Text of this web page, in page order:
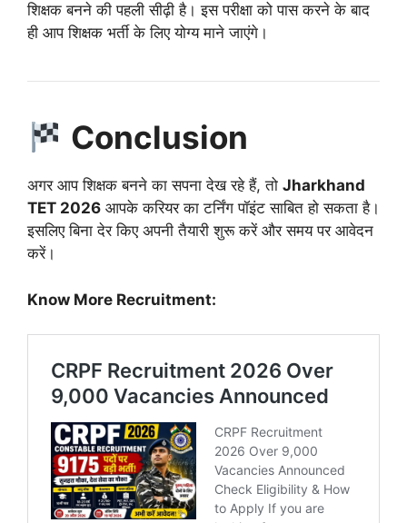
शिक्षक बनने की पहली सीढ़ी है। इस परीक्षा को पास करने के बाद
ही आप शिक्षक भर्ती के लिए योग्य माने जाएंगे।
Conclusion
अगर आप शिक्षक बनने का सपना देख रहे हैं, तो Jharkhand
TET 2026 आपके करियर का टर्निंग पॉइंट साबित हो सकता है।
इसलिए बिना देर किए अपनी तैयारी शुरू करें और समय पर आवेदन
करें।
Know More Recruitment: